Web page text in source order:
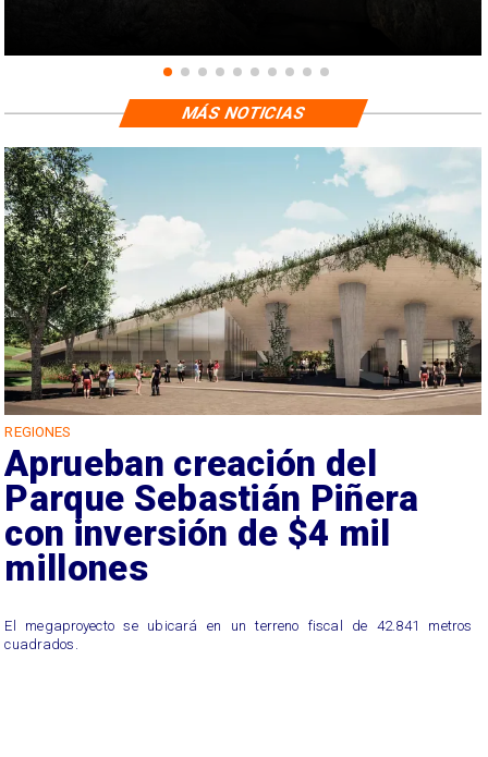
REGIONES
Aprueban creación del
Parque Sebastián Piñera
con inversión de $4 mil
millones
El megaproyecto se ubicará en un terreno fiscal de 42.841 metros
cuadrados.
MÁS NOTICIAS